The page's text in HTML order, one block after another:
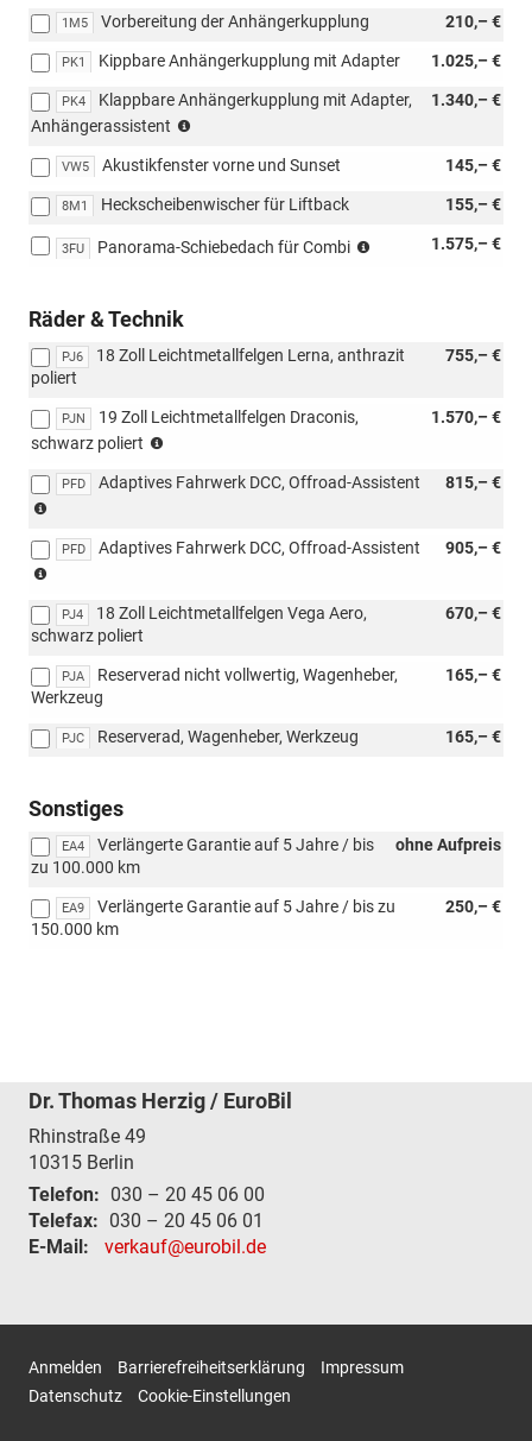
möglich)
1M5 210,– €
Vorbereitung der Anhängerkupplung
PK1 1.025,– €
Kippbare Anhängerkupplung mit Adapter
PK4 1.340,– €
Klappbare Anhängerkupplung mit Adapter,
Anhängerassistent
mit
nur
mit
VW5 145,– €
Akustikfenster vorne und Sunset
8M1 155,– €
Heckscheibenwischer für Liftback
3FU 1.575,– €
Panorama-Schiebedach für Combi
Räder & Technik
PJ6 755,– €
18 Zoll Leichtmetallfelgen Lerna, anthrazit
poliert
PJN 1.570,– €
19 Zoll Leichtmetallfelgen Draconis,
schwarz poliert
mit
PFD 815,– €
Adaptives Fahrwerk DCC, Offroad-Assistent
4x4)
110
kW,
für
4x4/außer
4x4)
PFD 905,– €
Adaptives Fahrwerk DCC, Offroad-Assistent
4x4)
(nur
110
kW,
für
PJ4 670,– €
18 Zoll Leichtmetallfelgen Vega Aero,
schwarz poliert
PJA 165,– €
Reserverad nicht vollwertig, Wagenheber,
Werkzeug
PJC 165,– €
Reserverad, Wagenheber, Werkzeug
Sonstiges
EA4 ohne Aufpreis
Verlängerte Garantie auf 5 Jahre / bis
zu 100.000 km
EA9 250,– €
Verlängerte Garantie auf 5 Jahre / bis zu
150.000 km
Dr. Thomas Herzig / EuroBil
Rhinstraße 49
10315 Berlin
Telefon: 030 – 20 45 06 00
Telefax: 030 – 20 45 06 01
E-Mail:
verkauf@eurobil.de
Anmelden Barrierefreiheitserklärung
Impressum
Datenschutz
Cookie-Einstellungen